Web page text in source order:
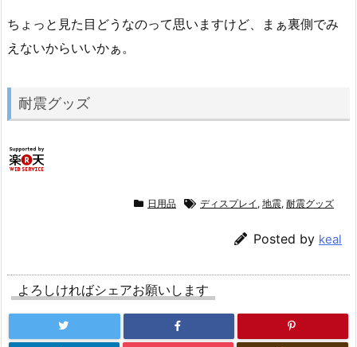
ちょっと見た目どうなのって思いますけど、まぁ裏側でみ
えないからいいかぁ。
耐震グッズ
日用品 ディスプレイ , 地震, 耐震グッズ
Posted by keal
よろしければシェアお願いします